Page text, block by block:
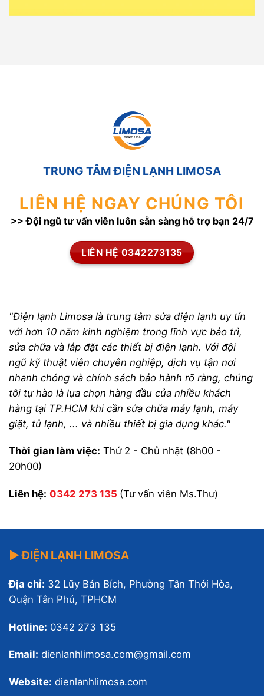
TRUNG TÂM ĐIỆN LẠNH LIMOSA
LIÊN HỆ NGAY CHÚNG TÔI
>> Đội ngũ tư vấn viên luôn sẵn sàng hỗ trợ bạn 24/7
LIÊN HỆ 0342273135
"Điện lạnh Limosa là trung tâm sửa điện lạnh uy tín
với hơn 10 năm kinh nghiệm trong lĩnh vực bảo trì,
sửa chữa và lắp đặt các thiết bị điện lạnh. Với đội
ngũ kỹ thuật viên chuyên nghiệp, dịch vụ tận nơi
nhanh chóng và chính sách bảo hành rõ ràng, chúng
tôi tự hào là lựa chọn hàng đầu của nhiều khách
hàng tại TP.HCM khi cần sửa chữa máy lạnh, máy
giặt, tủ lạnh, ... và nhiều thiết bị gia dụng khác."
Thời gian làm việc: Thứ 2 - Chủ nhật (8h00 -
20h00)
Liên hệ: 0342 273 135 (Tư vấn viên Ms.Thư)
▶ ĐIỆN LẠNH LIMOSA
Địa chỉ: 32 Lũy Bán Bích, Phường Tân Thới Hòa,
Quận Tân Phú, TPHCM
Hotline: 0342 273 135
Email: dienlanhlimosa.com@gmail.com
Website: dienlanhlimosa.com